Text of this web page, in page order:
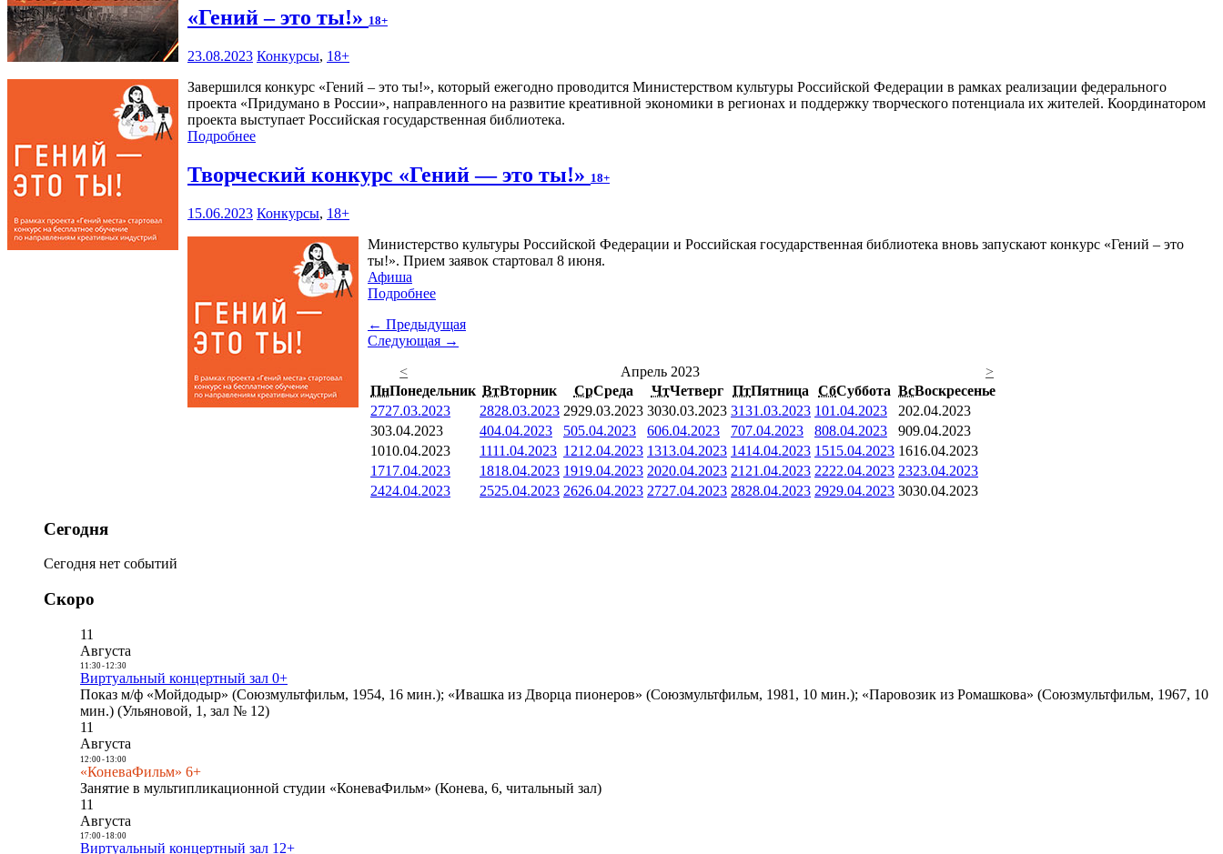
«Гений – это ты!» 18+
23.08.2023 Конкурсы, 18+
Завершился конкурс «Гений – это ты!», который ежегодно проводится Министерством культуры Российской Федерации в рамках реализации федерального
проекта «Придумано в России», направленного на развитие креативной экономики в регионах и поддержку творческого потенциала их жителей. Координатором
проекта выступает Российская государственная библиотека.
Подробнее
Творческий конкурс «Гений — это ты!» 18+
15.06.2023 Конкурсы, 18+
Министерство культуры Российской Федерации и Российская государственная библиотека вновь запускают конкурс «Гений – это
ты!». Прием заявок стартовал 8 июня.
Афиша
Подробнее
← Предыдущая
Следующая →
<
Апрель 2023
>
ПнПонедельник ВтВторник СрСреда ЧтЧетверг ПтПятница СбСуббота ВсВоскресенье
2727.03.2023 2828.03.2023 2929.03.2023 3030.03.2023 3131.03.2023 101.04.2023 202.04.2023
303.04.2023 404.04.2023 505.04.2023 606.04.2023 707.04.2023 808.04.2023 909.04.2023
1010.04.2023 1111.04.2023 1212.04.2023 1313.04.2023 1414.04.2023 1515.04.2023 1616.04.2023
1717.04.2023 1818.04.2023 1919.04.2023 2020.04.2023 21 21.04.2023 2222.04.2023 2323.04.2023
2424.04.2023 2525.04.2023 2626.04.2023 2727.04.2023 2828.04.2023 2929.04.2023 3030.04.2023
Сегодня
Сегодня нет событий
Скоро
11
Августа
11:30- 12:30
Виртуальный концертный зал 0+
Показ м/ф «Мойдодыр» (Союзмультфильм, 1954, 16 мин.); «Ивашка из Дворца пионеров» (Союзмультфильм, 1981, 10 мин.); «Паровозик из Ромашкова» (Союзмультфильм, 1967, 10
мин.) (Ульяновой, 1, зал № 12)
11
Августа
12:00- 13:00
«КоневаФильм» 6+
Занятие в мультипликационной студии «КоневаФильм» (Конева, 6, читальный зал)
11
Августа
17:00- 18:00
Виртуальный концертный зал 12+